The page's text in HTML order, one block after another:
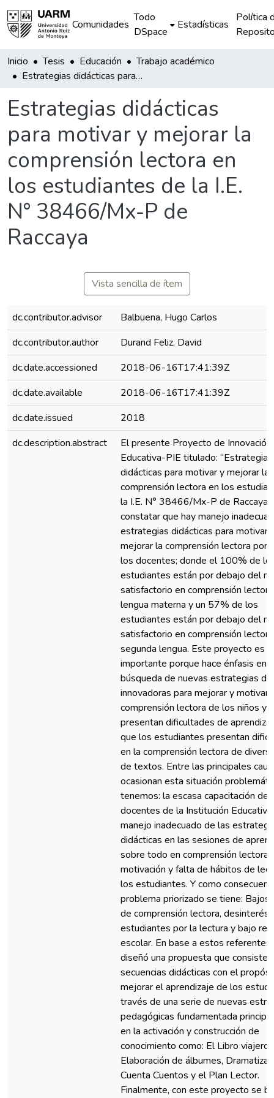
Comunidades
Todo
DSpace
Estadísticas
Política
Inicio Tesis Educación
Trabajo académico
Estrategias didácticas para motivar y mejorar la comprensión lectora en los estudiantes de la I.E. N° 38466/Mx-P de Raccaya
Estrategias didácticas
para motivar y mejorar la
comprensión lectora en
los estudiantes de la I.E.
N° 38466/Mx-P de
Raccaya
Vista sencilla de ítem
dc.contributor.advisor
Balbuena, Hugo Carlos
dc.contributor.author
Durand Feliz, David
dc.date.accessioned
2018-06-16T17:41:39Z
dc.date.available
2018-06-16T17:41:39Z
dc.date.issued
2018
dc.description.abstract
El presente Proyecto de Innovación
Educativa-PIE titulado: “Estrategias
didácticas para motivar y mejorar la
comprensión lectora en los
la I.E. N° 38466/Mx-P de
constatar que hay manejo
estrategias didácticas para motivar
mejorar la comprensión lectora por
los docentes; donde el 100% de
estudiantes están por debajo del
satisfactorio en comprensión
lengua materna y un 57% de los
estudiantes están por debajo del
satisfactorio en comprensión
segunda lengua. Este proyecto es
importante porque hace énfasis en
búsqueda de nuevas estrategias
innovadoras para mejorar y motivar
comprensión lectora de los niños y
presentan dificultades de
que los estudiantes presentan
en la comprensión lectora de
de textos. Entre las principales
ocasionan esta situación
tenemos: la escasa capacitación de
docentes de la Institución
manejo inadecuado de las
didácticas en las sesiones de
sobre todo en comprensión lectora,
motivación y falta de hábitos de
los estudiantes. Y como
problema priorizado se tiene: Bajos
de comprensión lectora, desinterés
estudiantes por la lectura y bajo
escolar. En base a estos referentes
diseñó una propuesta que consiste
secuencias didácticas con el
mejorar el aprendizaje de los
través de una serie de nuevas
pedagógicas fundamentada
en la activación y construcción de
conocimiento como: El Libro viajero,
Elaboración de álbumes,
Cuenta Cuentos y el Plan Lector.
Finalmente, con este proyecto se